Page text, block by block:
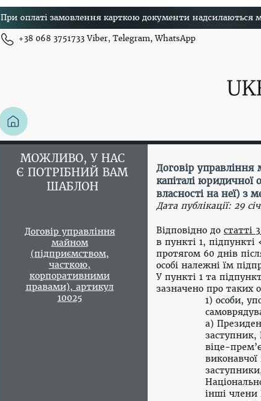
При оплаті замовлення карткою документи надсилаються
+38 068 3751733 Viber, Telegram, WhatsApp
Договір
капіталі
власності на неї) з
Дата публікації: 29
Відповідно до статті
в пункті 1, підпункті
протягом 60 днів
особі належні їм
У пункті 1 та
зазначено про таких
1) особи,
а)
заступник,
віце-
виконавчої
інші члени
МОЖЛИВО, У НАС
Є ПОТРІБНИЙ ВАМ
ШАБЛОН
Договір управління
майном
(підприємством,
часткою,
корпоративними
правами), артикул
10025